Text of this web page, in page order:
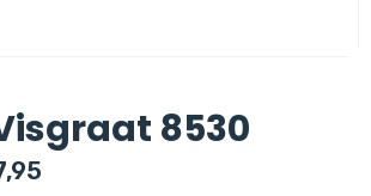
8530